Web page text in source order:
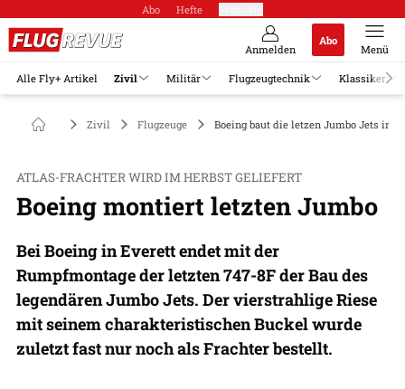
Abo Hefte
Anmelden
Abo
Menü
Alle Fly+ Artikel Zivil Militär Flugzeugtechnik Klassiker
Zivil Flugzeuge Boeing baut die letzen Jumbo Jets in
ATLAS-FRACHTER WIRD IM HERBST GELIEFERT
Boeing montiert letzten Jumbo
Bei Boeing in Everett endet mit der
Rumpfmontage der letzten 747-8F der Bau des
legendären Jumbo Jets. Der vierstrahlige Riese
mit seinem charakteristischen Buckel wurde
zuletzt fast nur noch als Frachter bestellt.